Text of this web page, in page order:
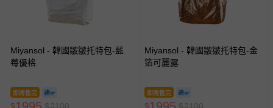
Miyansol - 韓國皺皺托特包-藍
莓優格
即將售完
Miyansol - 韓國皺皺托特包-金
箔可麗露
即將售完